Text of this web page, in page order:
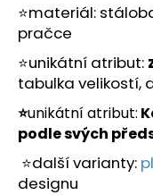
⭐materiál:
pračce
⭐unikátní atribut:
tabulka velikostí,
⭐unikátní atribut:
podle svých
⭐další varianty:
designu
j
e
m
e